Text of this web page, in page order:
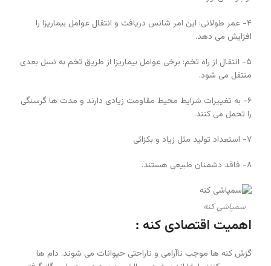
۴- عمر طولانی: این امر شانس دریافت و انتقال عوامل بیماریزا را
افزایش می دهد.
۵- انتقال از راه تخم: برخی عوامل بیماریزا از طریق تخم به نسل بعدی
منتقل می شود.
۶- به تغییرات شرایط محیط مقاومت زیادی دارند و مدت ها گرسنگی
را تحمل می کنند.
۷- استعداد تولید مثل زیاد و بکزائی
۸- فاقد دشمنان طبیعی هستند.
سمپاشی کنه
اهمیت اقتصادی کنه :
گزش کنه ها موجب ناآرامی و ناراحتی حیوانات می شوند. دام ها